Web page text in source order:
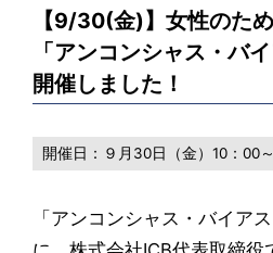
【9/30(金)】女性のた
「アンコンシャス・バ
開催しました！
開催日： ９月30日（金）10：00
「アンコンシャス・バイア